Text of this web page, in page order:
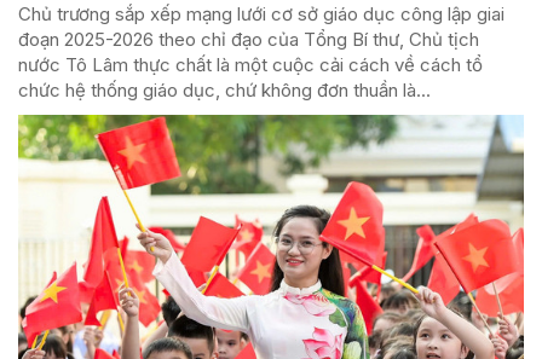
Chủ trương sắp xếp mạng lưới cơ sở giáo dục công lập giai
đoạn 2025-2026 theo chỉ đạo của Tổng Bí thư, Chủ tịch
nước Tô Lâm thực chất là một cuộc cải cách về cách tổ
chức hệ thống giáo dục, chứ không đơn thuần là...